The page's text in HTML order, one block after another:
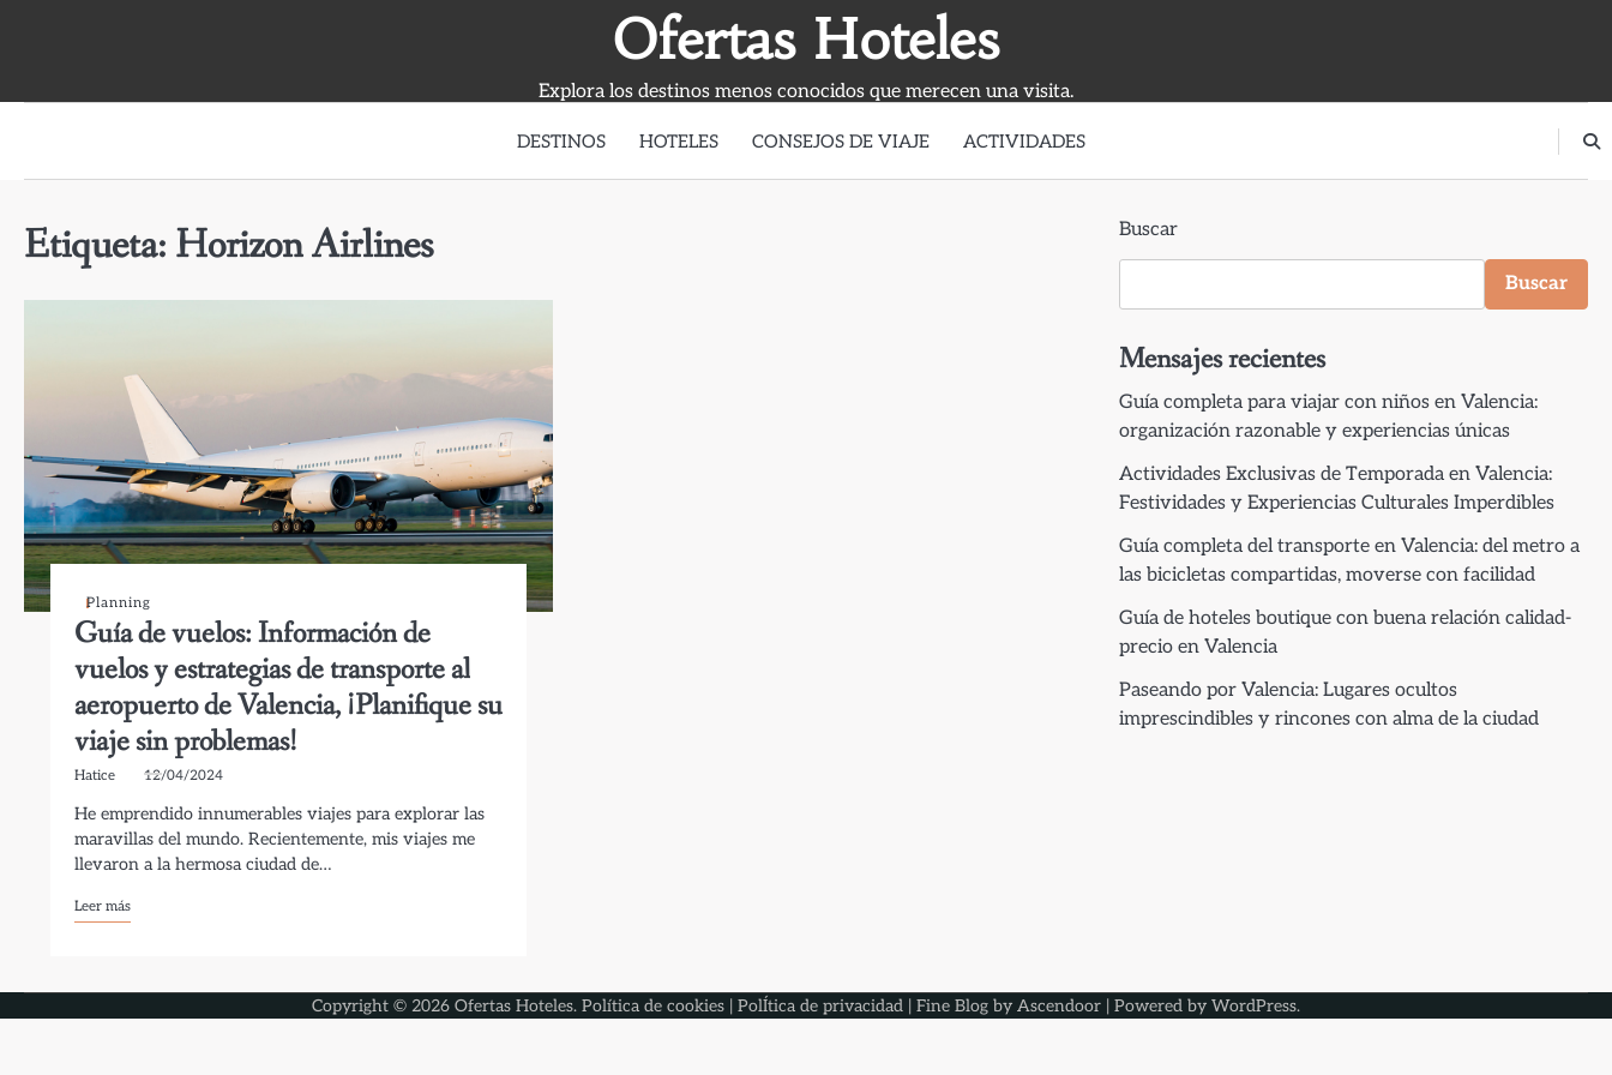
Ofertas Hoteles
Explora los destinos menos conocidos que merecen una visita.
DESTINOS HOTELES CONSEJOS DE VIAJE ACTIVIDADES
Etiqueta: Horizon Airlines
Planning
Guía de vuelos: Información de
vuelos y estrategias de transporte al
aeropuerto de Valencia, ¡Planifique su
viaje sin problemas!
Hatice 12/04/2024
He emprendido innumerables viajes para explorar las
maravillas del mundo. Recientemente, mis viajes me
llevaron a la hermosa ciudad de…
Leer más
Buscar
Buscar
Mensajes recientes
Guía completa para viajar con niños en Valencia:
organización razonable y experiencias únicas
Actividades Exclusivas de Temporada en Valencia:
Festividades y Experiencias Culturales Imperdibles
Guía completa del transporte en Valencia: del metro a
las bicicletas compartidas, moverse con facilidad
Guía de hoteles boutique con buena relación calidad-
precio en Valencia
Paseando por Valencia: Lugares ocultos
imprescindibles y rincones con alma de la ciudad
Copyright © 2026 Ofertas Hoteles. Política de cookies | PolÍtica de privacidad | Fine Blog by Ascendoor | Powered by WordPress.